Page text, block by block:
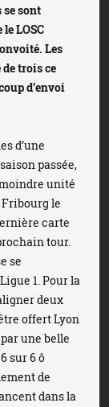
se sont
LOSC
Les
de trois ce
d’envoi
d’une
passée,
unité
Fribourg le
carte
tour.
se
1. Pour la
deux
offert Lyon
une belle
sur 6 ô
de
dans la